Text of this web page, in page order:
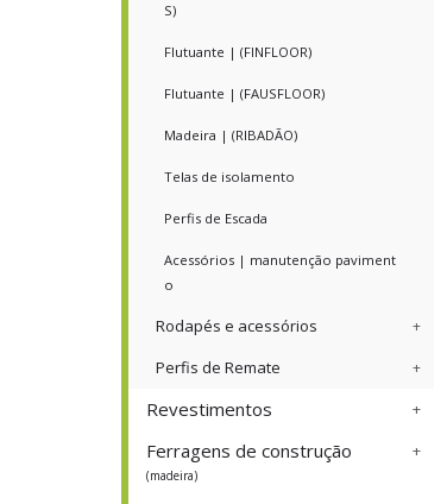
S)
Flutuante | (FINFLOOR)
Flutuante | (FAUSFLOOR)
Madeira | (RIBADÃO)
Telas de isolamento
Perfis de Escada
Acessórios | manutenção paviment
o
Rodapés e acessórios
Perfis de Remate
Revestimentos
Ferragens de construção
(madeira)